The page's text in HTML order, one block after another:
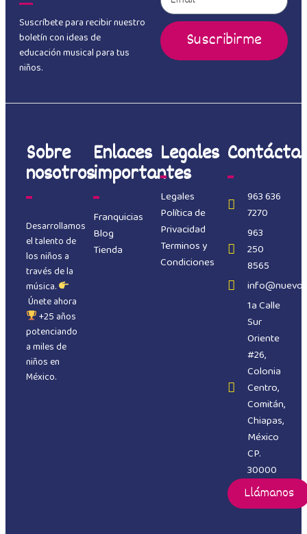
Suscríbete para recibir nuestro
boletín con ideas de
educación musical para tus
niños.
Suscribirme
Sobre
nosotros
Desarrollamos
el talento de
los niños a
través de la
música.
Únete ahora
+25 años
potenciando
a miles de
niños en
México.
Enlaces
importantes
Franquicias
Blog
Tienda
Legales
Legales
Política de
Privacidad
Terminos y
Condiciones
963 636
7270
963
250
8565
1a Calle
Sur
Oriente
#26,
Colonia
Centro,
Comitán,
Chiapas,
México
CP.
30000
Llámanos